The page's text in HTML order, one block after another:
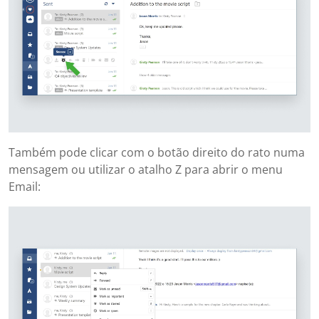
Também pode clicar com o botão direito do rato numa
mensagem ou utilizar o atalho Z para abrir o menu
Email: